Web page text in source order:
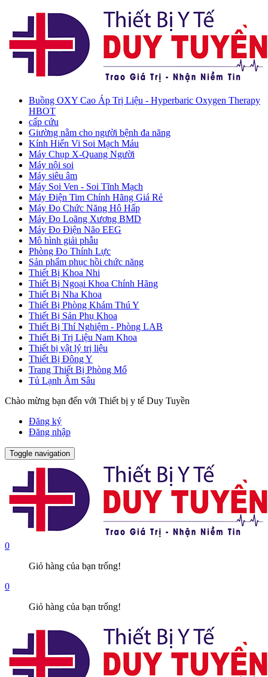
Buồng OXY Cao Áp Trị Liệu - Hyperbaric Oxygen Therapy
HBOT
cấp cứu
Giường nằm cho người bệnh đa năng
Kính Hiển Vi Soi Mạch Máu
Máy Chụp X-Quang Người
Máy nội soi
Máy siêu âm
Máy Soi Ven - Soi Tĩnh Mạch
Máy Điện Tim Chính Hãng Giá Rẻ
Máy Đo Chức Năng Hô Hấp
Máy Đo Loãng Xương BMD
Máy Đo Điện Não EEG
Mô hình giải phẫu
Phòng Đo Thính Lực
Sản phẩm phục hồi chức năng
Thiết Bị Khoa Nhi
Thiết Bị Ngoại Khoa Chính Hãng
Thiết Bị Nha Khoa
Thiết Bị Phòng Khám Thú Y
Thiết Bị Sản Phụ Khoa
Thiết Bị Thí Nghiệm - Phòng LAB
Thiết Bị Trị Liệu Nam Khoa
Thiết bị vật lý trị liệu
Thiết Bị Đông Y
Trang Thiết Bị Phòng Mổ
Tủ Lạnh Âm Sâu
Chào mừng bạn đến với Thiết bị y tế Duy Tuyền
Đăng ký
Đăng nhập
Toggle navigation
0
Giỏ hàng của bạn trống!
0
Giỏ hàng của bạn trống!